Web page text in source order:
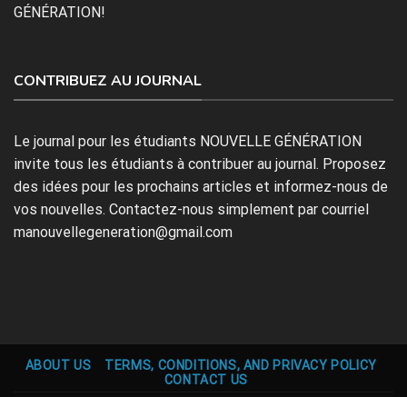
GÉNÉRATION!
CONTRIBUEZ AU JOURNAL
Le journal pour les étudiants NOUVELLE GÉNÉRATION
invite tous les étudiants à contribuer au journal. Proposez
des idées pour les prochains articles et informez-nous de
vos nouvelles. Contactez-nous simplement par courriel
manouvellegeneration@gmail.com
ABOUT US
TERMS, CONDITIONS, AND PRIVACY POLICY
CONTACT US